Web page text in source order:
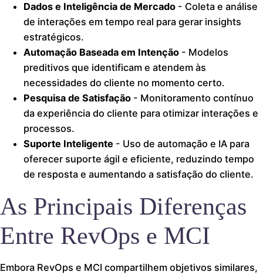
Dados e Inteligência de Mercado - Coleta e análise
de interações em tempo real para gerar insights
estratégicos.
Automação Baseada em Intenção - Modelos
preditivos que identificam e atendem às
necessidades do cliente no momento certo.
Pesquisa de Satisfação - Monitoramento contínuo
da experiência do cliente para otimizar interações e
processos.
Suporte Inteligente - Uso de automação e IA para
oferecer suporte ágil e eficiente, reduzindo tempo
de resposta e aumentando a satisfação do cliente.
As Principais Diferenças
Entre RevOps e MCI
Embora RevOps e MCI compartilhem objetivos similares,